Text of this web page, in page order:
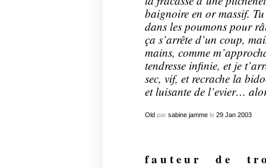
baignoire en or massif. Tu
dans les poumons pour
ça s’arrête d’un coup,
mains, comme
tendresse infinie, et je
sec, vif, et recrache la
et luisante de l’evier…
Old par sabine jammele 29 Jan 2003
f a u t e u r….. d e….. t r